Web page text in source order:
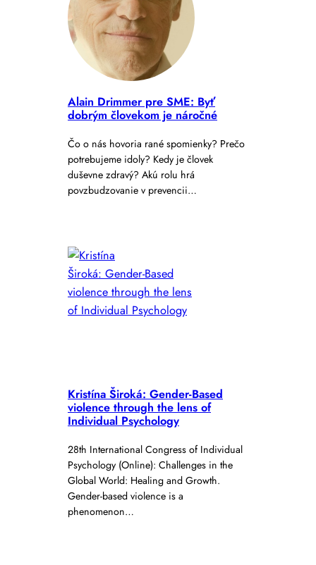
Alain Drimmer pre SME: Byť
dobrým človekom je náročné
Čo o nás hovoria rané spomienky? Prečo
potrebujeme idoly? Kedy je človek
duševne zdravý? Akú rolu hrá
povzbudzovanie v prevencii…
Kristína Široká: Gender-Based
violence through the lens of
Individual Psychology
28th International Congress of Individual
Psychology (Online): Challenges in the
Global World: Healing and Growth.
Gender-based violence is a
phenomenon…